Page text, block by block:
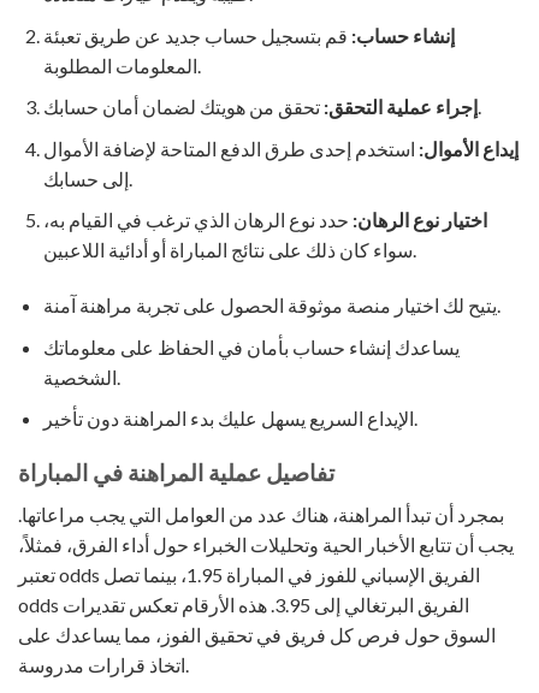
إنشاء حساب: قم بتسجيل حساب جديد عن طريق تعبئة
إجراء عملية التحقق:تحقق من هويتك لضمان أمان حسابك.
إيداع الأموال: استخدم إحدى طرق الدفع المتاحة لإضافة الأموال
إلى حسابك.
اختيار نوع الرهان: حدد نوع الرهان الذي ترغب في القيام به،
سواء كان ذلك على نتائج المباراة أو أدائية اللاعبين.
يتيح لك اختيار منصة موثوقة الحصول على تجربة مراهنة آمنة.
يساعدك إنشاء حساب بأمان في الحفاظ على معلوماتك
الإيداع السريع يسهل عليك بدء المراهنة دون تأخير.
تفاصيل عملية المراهنة في المباراة
بمجرد أن تبدأ المراهنة، هناك عدد من العوامل التي يجب مراعاتها.
يجب أن تتابع الأخبار الحية وتحليلات الخبراء حول أداء الفرق، فمثلاً،
تعتبر odds الفريق الإسباني للفوز في المباراة 1.95، بينما تصل
odds الفريق البرتغالي إلى 3.95. هذه الأرقام تعكس تقديرات
السوق حول فرص كل فريق في تحقيق الفوز، مما يساعدك على